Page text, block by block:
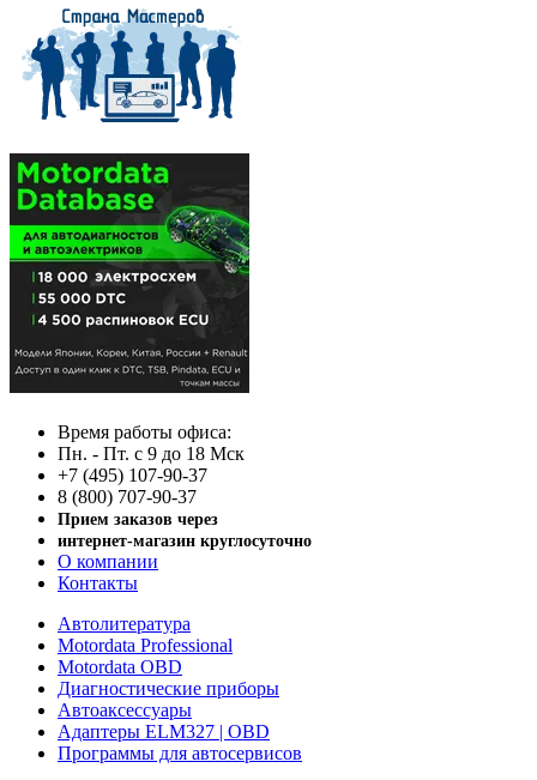
Время работы офиса:
Пн. - Пт. с 9 до 18 Мск
+7 (495) 107-90-37
8 (800) 707-90-37
Прием заказов через
интернет-магазин круглосуточно
О компании
Контакты
Автолитература
Motordata Professional
Motordata OBD
Диагностические приборы
Автоаксессуары
Адаптеры ELM327 | OBD
Программы для автосервисов